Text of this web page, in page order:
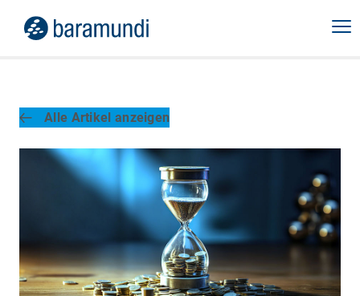
Alle Artikel anzeigen